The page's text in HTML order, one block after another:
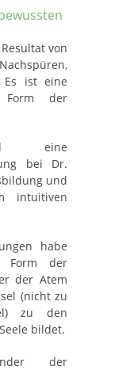
von
Es ist eine
Form der
eine
bei Dr.
und
intuitiven
habe
Form der
der Atem
(nicht zu
zu den
bildet.
der